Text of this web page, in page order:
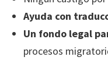
Ayuda con
Un fondo legal
procesos